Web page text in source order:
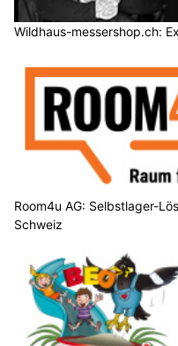
Wildhaus-messershop.ch:
Room4u AG: Selbstlager-
Schweiz